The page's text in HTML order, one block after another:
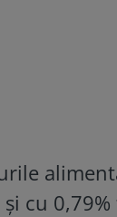
şi cu